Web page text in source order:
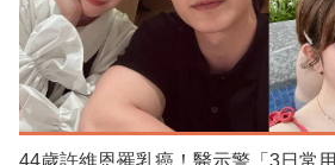
44歲許維恩罹乳癌！醫示警「3日常